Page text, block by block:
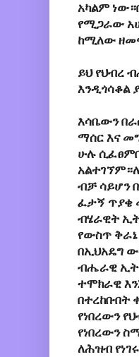
አካልም
የሚጋራው
ከሚለው
ይህ የህብረ
እንዲጎሳቆል
እሳቤውን
ማሰር እና
ሁሉ
ብቻ ሳይሆን
ፈታኝ ጥያቄ
ብሄራዊት
የውስጥ
በኢህአዴግ
ብሔራዊ
ተሞክራዊ
በተረከቡበት
የነበረውን
የነበረውን
ለሕዝብ